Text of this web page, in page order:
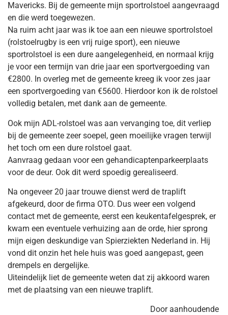
Mavericks. Bij de gemeente mijn sportrolstoel aangevraagd
en die werd toegewezen.
Na ruim acht jaar was ik toe aan een nieuwe sportrolstoel
(rolstoelrugby is een vrij ruige sport), een nieuwe
sportrolstoel is een dure aangelegenheid, en normaal krijg
je voor een termijn van drie jaar een sportvergoeding van
€2800. In overleg met de gemeente kreeg ik voor zes jaar
een sportvergoeding van €5600. Hierdoor kon ik de rolstoel
volledig betalen, met dank aan de gemeente.
Ook mijn ADL-rolstoel was aan vervanging toe, dit verliep
bij de gemeente zeer soepel, geen moeilijke vragen terwijl
het toch om een dure rolstoel gaat.
Aanvraag gedaan voor een gehandicaptenparkeerplaats
voor de deur. Ook dit werd spoedig gerealiseerd.
Na ongeveer 20 jaar trouwe dienst werd de traplift
afgekeurd, door de firma OTO. Dus weer een volgend
contact met de gemeente, eerst een keukentafelgesprek, er
kwam een eventuele verhuizing aan de orde, hier sprong
mijn eigen deskundige van Spierziekten Nederland in. Hij
vond dit onzin het hele huis was goed aangepast, geen
drempels en dergelijke.
Uiteindelijk liet de gemeente weten dat zij akkoord waren
met de plaatsing van een nieuwe traplift.
Door aanhoudende